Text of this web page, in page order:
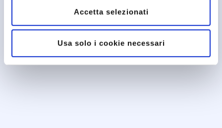
Accetta selezionati
Usa solo i cookie necessari